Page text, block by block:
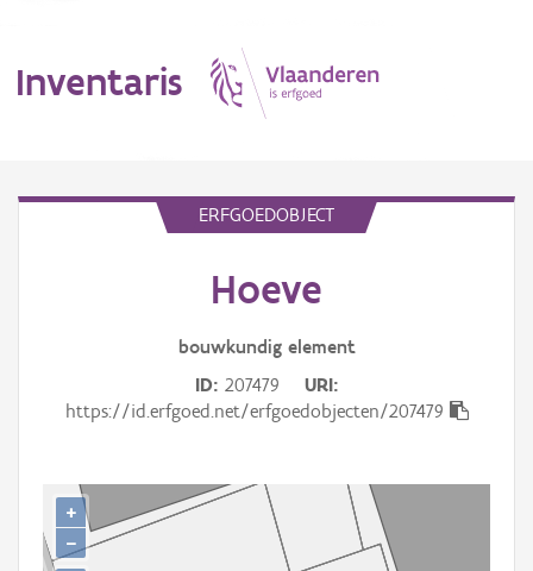
Inventaris
Gebeurtenis
Persoon of collectief
ERFGOEDOBJECT
Hoeve
bouwkundig element
ID 207479
URI
https://id.erfgoed.net/erfgoedobjecten/207479
+
−